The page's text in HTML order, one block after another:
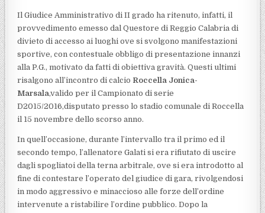
Il Giudice Amministrativo di II grado ha ritenuto, infatti, il
provvedimento emesso dal Questore di Reggio Calabria di
divieto di accesso ai luoghi ove si svolgono manifestazioni
sportive, con contestuale obbligo di presentazione innanzi
alla P.G., motivato da fatti di obiettiva gravità. Questi ultimi
risalgono all’incontro di calcio Roccella Jonica-
Marsala,valido per il Campionato di serie
D2015/2016,disputato presso lo stadio comunale di Roccella
il 15 novembre dello scorso anno.
In quell’occasione, durante l’intervallo tra il primo ed il
secondo tempo, l’allenatore Galati si era rifiutato di uscire
dagli spogliatoi della terna arbitrale, ove si era introdotto al
fine di contestare l’operato del giudice di gara, rivolgendosi
in modo aggressivo e minaccioso alle forze dell’ordine
intervenute a ristabilire l’ordine pubblico. Dopo la